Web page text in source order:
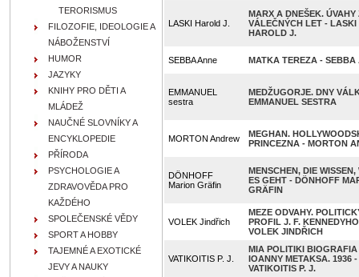
LASKI Harold J.
MARX A DNEŠEK. ÚVAHY
VÁLEČNÝCH LET - LASKI
HAROLD J.
SEBBA Anne MATKA TEREZA - SEBBA
EMMANUEL
sestra
MEDŽUGORJE. DNY
EMMANUEL SESTRA
MORTON Andrew
MEGHAN.
PRINCEZNA - MORTON
DÖNHOFF
Marion Gräfin
MENSCHEN, DIE WISSEN,
ES GEHT - DÖNHOFF
GRÄFIN
VOLEK Jindřich
MEZE ODVAHY.
PROFIL J. F.
VOLEK JINDŘICH
VATIKOITIS P. J.
MIA POLITIKI BIOGRAFIA
IOANNY METAKSA. 1936 -
VATIKOITIS P. J.
TERORISMUS
FILOZOFIE, IDEOLOGIE A
NÁBOŽENSTVÍ
HUMOR
JAZYKY
KNIHY PRO DĚTI A
MLÁDEŽ
NAUČNÉ SLOVNÍKY A
ENCYKLOPEDIE
PŘÍRODA
PSYCHOLOGIE A
ZDRAVOVĚDA PRO
KAŽDÉHO
SPOLEČENSKÉ VĚDY
SPORT A HOBBY
TAJEMNÉ A EXOTICKÉ
JEVY A NAUKY